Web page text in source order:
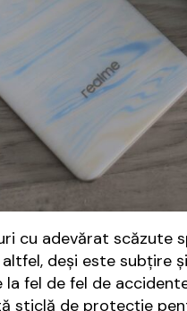
cu adevărat
altfel, deși este
fel de fel de
sticlă de protecție